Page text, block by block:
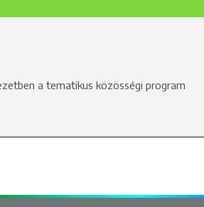
a tematikus közösségi program